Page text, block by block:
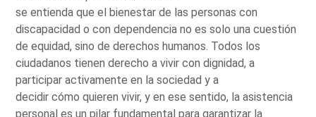
se entienda que el bienestar de las personas con
discapacidad o con dependencia no es solo una cuestión
de equidad, sino de derechos humanos. Todos los
ciudadanos tienen derecho a vivir con dignidad, a
participar activamente en la sociedad y a
decidir cómo quieren vivir, y en ese sentido, la asistencia
personal es un pilar fundamental para garantizar la